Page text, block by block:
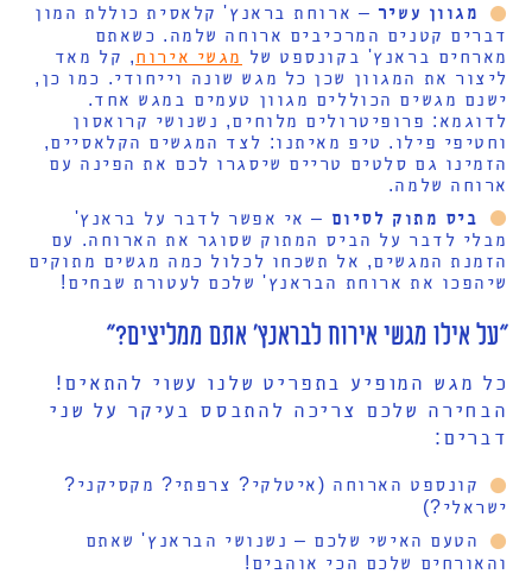
מגוון עשיר – ארוחת בראנץ' קלאסית כוללת המון
דברים קטנים המרכיבים ארוחה שלמה. כשאתם
מארחים בראנץ' בקונספט של מגשי אירוח, קל מאד
ליצור את המגוון שכן כל מגש שונה וייחודי. כמו כן,
ישנם מגשים הכוללים מגוון טעמים במגש אחד.
לדוגמא: פרופיטרולים מלוחים, נשנושי קרואסון
וחטיפי פילו. טיפ מאיתנו: לצד המגשים הקלאסיים,
הזמינו גם סלטים טריים שיסגרו לכם את הפינה עם
ארוחה שלמה.
ביס מתוק לסיום – אי אפשר לדבר על בראנץ'
מבלי לדבר על הביס המתוק שסוגר את הארוחה. עם
הזמנת המגשים, אל תשכחו לכלול כמה מגשים מתוקים
שיהפכו את ארוחת הבראנץ' שלכם לעטורת שבחים!
"על אילו מגשי אירוח לבראנץ' אתם ממליצים?"
כל מגש המופיע בתפריט שלנו עשוי להתאים!
הבחירה שלכם צריכה להתבסס בעיקר על שני
דברים:
קונספט הארוחה (איטלקי? צרפתי? מקסיקני?
ישראלי?)
הטעם האישי שלכם – נשנושי הבראנץ' שאתם
והאורחים שלכם הכי אוהבים!